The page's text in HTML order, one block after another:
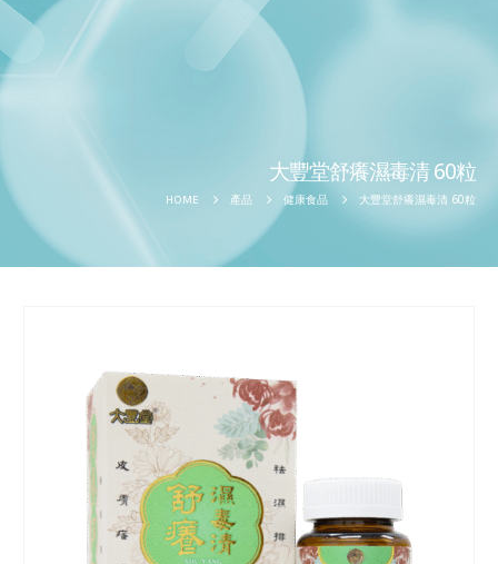
大豐堂舒癢濕毒清 60粒
HOME 產品 健康食品 大豐堂舒癢濕毒清 60粒